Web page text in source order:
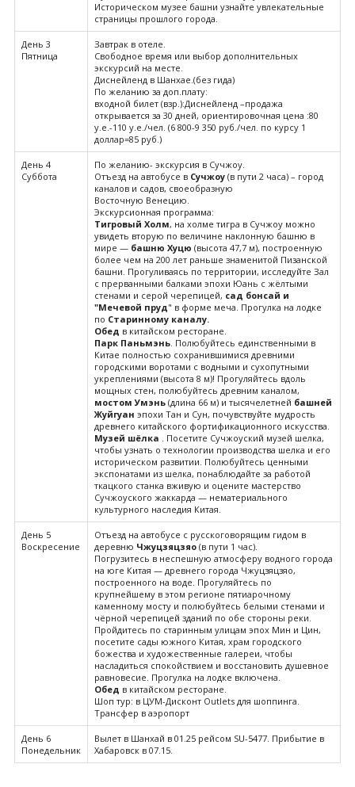
Историческом музее башни узнайте увлекательные
страницы прошлого города.
День 3
Пятница
Завтрак в отеле.
Свободное время или выбор дополнительных
экскурсий на месте.
Диснейленд в Шанхае.(без гида)
По желанию за доп.плату:
входной билет (взр.):Диснейленд –продажа
открывается за 30 дней, ориентировочная цена :80
у.е.-110 у.е./чел. (6 800-9 350 руб./чел. по курсу 1
доллар=85 руб.)
День 4
Суббота
По желанию- экскурсия в Сучжоу.
Отъезд на автобусе в Сучжоу (в пути 2 часа) – город
каналов и садов, своеобразную
Восточную Венецию.
Экскурсионная программа:
Тигровый Холм, на холме тигра в Сучжоу можно
увидеть вторую по величине наклонную башню в
мире — башню Хуцю (высота 47,7 м), построенную
более чем на 200 лет раньше знаменитой Пизанской
башни. Прогуливаясь по территории, исследуйте Зал
с прерванными балками эпохи Юань с жёлтыми
стенами и серой черепицей, сад бонсай и
"Мечевой пруд" в форме меча. Прогулка на лодке
по Старинному каналу.
Обед в китайском ресторане.
Парк Паньмэнь. Полюбуйтесь единственными в
Китае полностью сохранившимися древними
городскими воротами с водными и сухопутными
укреплениями (высота 8 м)! Прогуляйтесь вдоль
мощных стен, полюбуйтесь древним каналом,
мостом Умэнь (длина 66 м) и тысячелетней башней
Жуйгуан эпохи Тан и Сун, почувствуйте мудрость
древнего китайского фортификационного искусства.
Музей шёлка . Посетите Сучжоуский музей шелка,
чтобы узнать о технологии производства шелка и его
историческом развитии. Полюбуйтесь ценными
экспонатами из шелка, понаблюдайте за работой
ткацкого станка вживую и оцените мастерство
Сучжоуского жаккарда — нематериального
культурного наследия Китая.
День 5
Воскресение
Отъезд на автобусе с русскоговорящим гидом в
деревню Чжуцзяцзяо (в пути 1 час).
Погрузитесь в неспешную атмосферу водного города
на юге Китая — древнего города Чжуцзяцзяо,
построенного на воде. Прогуляйтесь по
крупнейшему в этом регионе пятиарочному
каменному мосту и полюбуйтесь белыми стенами и
чёрной черепицей зданий по обе стороны реки.
Пройдитесь по старинным улицам эпох Мин и Цин,
посетите сады южного Китая, храм городского
божества и художественные галереи, чтобы
насладиться спокойствием и восстановить душевное
равновесие. Прогулка на лодке включена.
Обед в китайском ресторане.
Шоп тур: в ЦУМ-Дисконт Outlets для шоппинга.
Трансфер в аэропорт
День 6
Понедельник
Вылет в Шанхай в 01.25 рейсом SU-5477. Прибытие в
Хабаровск в 07.15.